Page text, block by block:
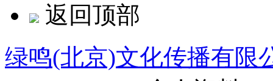
返回顶部
绿鸣(北京)文化传播有限